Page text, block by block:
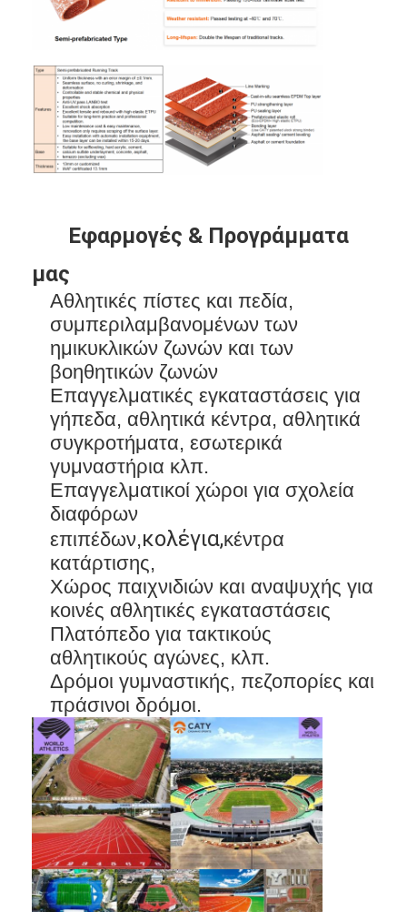
Σπίτι
Προϊόντα
Βίντεο
Περίπου εμείς
Γύρος εργοστασίων
Ποιοτικός έλεγχος
Μας ελάτε σε επαφή με
Ειδήσεις
συνομιλία τώρα
Υπόγεια από καουτσούκ αθλητικού τύπου
Γόμα για παιδική χαρά
Υπόγεια από καουτσούκ
Εφαρμογές & Προγράμματα
μας
Αθλητικές πίστες και πεδία,
συμπεριλαμβανομένων των
ημικυκλικών ζωνών και των
βοηθητικών ζωνών
Επαγγελματικές εγκαταστάσεις για
γήπεδα, αθλητικά κέντρα, αθλητικά
συγκροτήματα, εσωτερικά
γυμναστήρια κλπ.
Επαγγελματικοί χώροι για σχολεία
διαφόρων
επιπέδων,κολέγια,κέντρα
κατάρτισης,
Χώρος παιχνιδιών και αναψυχής για
κοινές αθλητικές εγκαταστάσεις
Πλατόπεδο για τακτικούς
αθλητικούς αγώνες, κλπ.
Δρόμοι γυμναστικής, πεζοπορίες και
πράσινοι δρόμοι.